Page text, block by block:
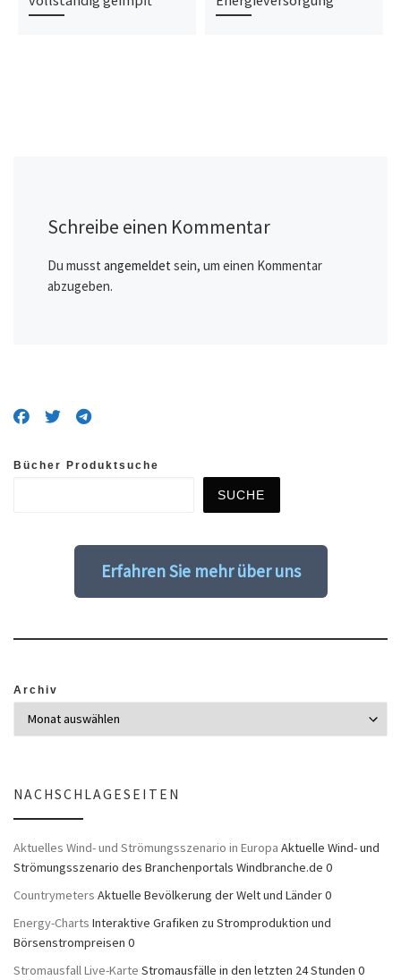
Schreibe einen Kommentar
Du musst angemeldet sein, um einen Kommentar
abzugeben.
Bücher Produktsuche
SUCHE
Erfahren Sie mehr über uns
Archiv
NACHSCHLAGESEITEN
Aktuelles Wind- und Strömungsszenario in Europa Aktuelle Wind- und
Strömungsszenario des Branchenportals Windbranche.de 0
Countrymeters Aktuelle Bevölkerung der Welt und Länder 0
Energy-Charts Interaktive Grafiken zu Stromproduktion und
Börsenstrompreisen 0
Stromausfall Live-Karte Stromausfälle in den letzten 24 Stunden 0